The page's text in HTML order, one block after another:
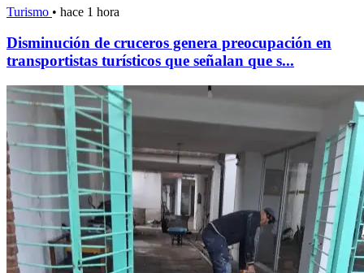
Turismo • hace 1 hora
Disminución de cruceros genera preocupación en
transportistas turísticos que señalan que s...